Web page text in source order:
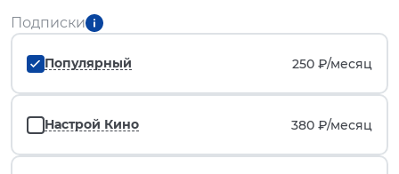
Подписки
Популярный 250 ₽/месяц
Настрой Кино 380 ₽/месяц